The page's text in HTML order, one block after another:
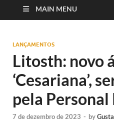
MAIN MENU
LANÇAMENTOS
Litosth: novo
‘Cesariana’,
pela Personal
7 de dezembro de 2023 - by